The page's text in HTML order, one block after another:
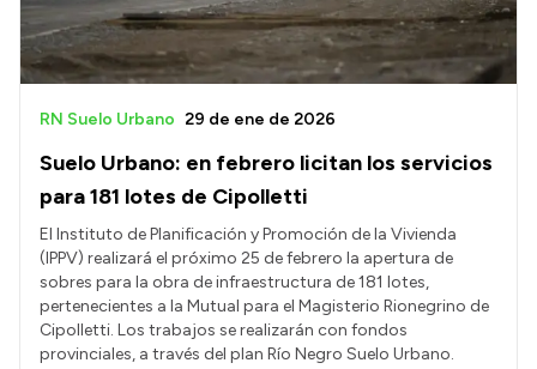
Suelo Urbano: en febrero licitan los servicios
para 181 lotes de Cipolletti
RN Suelo Urbano 29 de ene de 2026
El Instituto de Planificación y Promoción de la Vivienda
(IPPV) realizará el próximo 25 de febrero la apertura de
sobres para la obra de infraestructura de 181 lotes,
pertenecientes a la Mutual para el Magisterio Rionegrino de
Cipolletti. Los trabajos se realizarán con fondos
provinciales, a través del plan Río Negro Suelo Urbano.